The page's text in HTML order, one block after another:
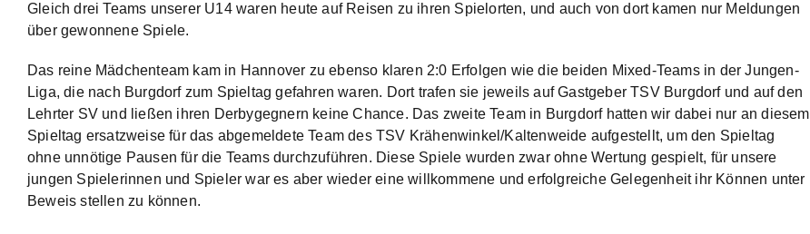
Gleich drei Teams unserer U14 waren heute auf Reisen zu ihren Spielorten, und auch von dort kamen nur Meldungen
über gewonnene Spiele.
Das reine Mädchenteam kam in Hannover zu ebenso klaren 2:0 Erfolgen wie die beiden Mixed-Teams in der Jungen-
Liga, die nach Burgdorf zum Spieltag gefahren waren. Dort trafen sie jeweils auf Gastgeber TSV Burgdorf und auf den
Lehrter SV und ließen ihren Derbygegnern keine Chance. Das zweite Team in Burgdorf hatten wir dabei nur an diesem
Spieltag ersatzweise für das abgemeldete Team des TSV Krähenwinkel/Kaltenweide aufgestellt, um den Spieltag
ohne unnötige Pausen für die Teams durchzuführen. Diese Spiele wurden zwar ohne Wertung gespielt, für unsere
jungen Spielerinnen und Spieler war es aber wieder eine willkommene und erfolgreiche Gelegenheit ihr Können unter
Beweis stellen zu können.